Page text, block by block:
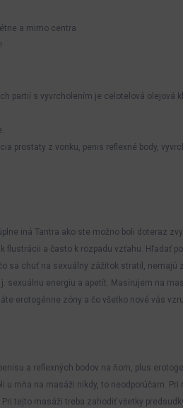
a mimo centra
partií s vyvrcholením je celotelová olejová
prostaty z vonku, penis reflexné body,
iná Tantra ako ste možno boli doteraz
flustrácii a často k rozpadu vzťahu. Hľadať
sa chuť na sexuálny zážitok stratil, nemajú
sexuálnu energiu a apetít. Masirujem na
erotogénne zóny a čo všetko nové vás
a reflexných bodov na ňom, plus
u mňa na masáži nikdy, to neodporúčam.
tejto masáži treba zahodiť všetky